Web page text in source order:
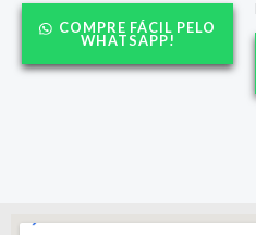
COMPRE FÁCIL PELO
WHATSAPP!